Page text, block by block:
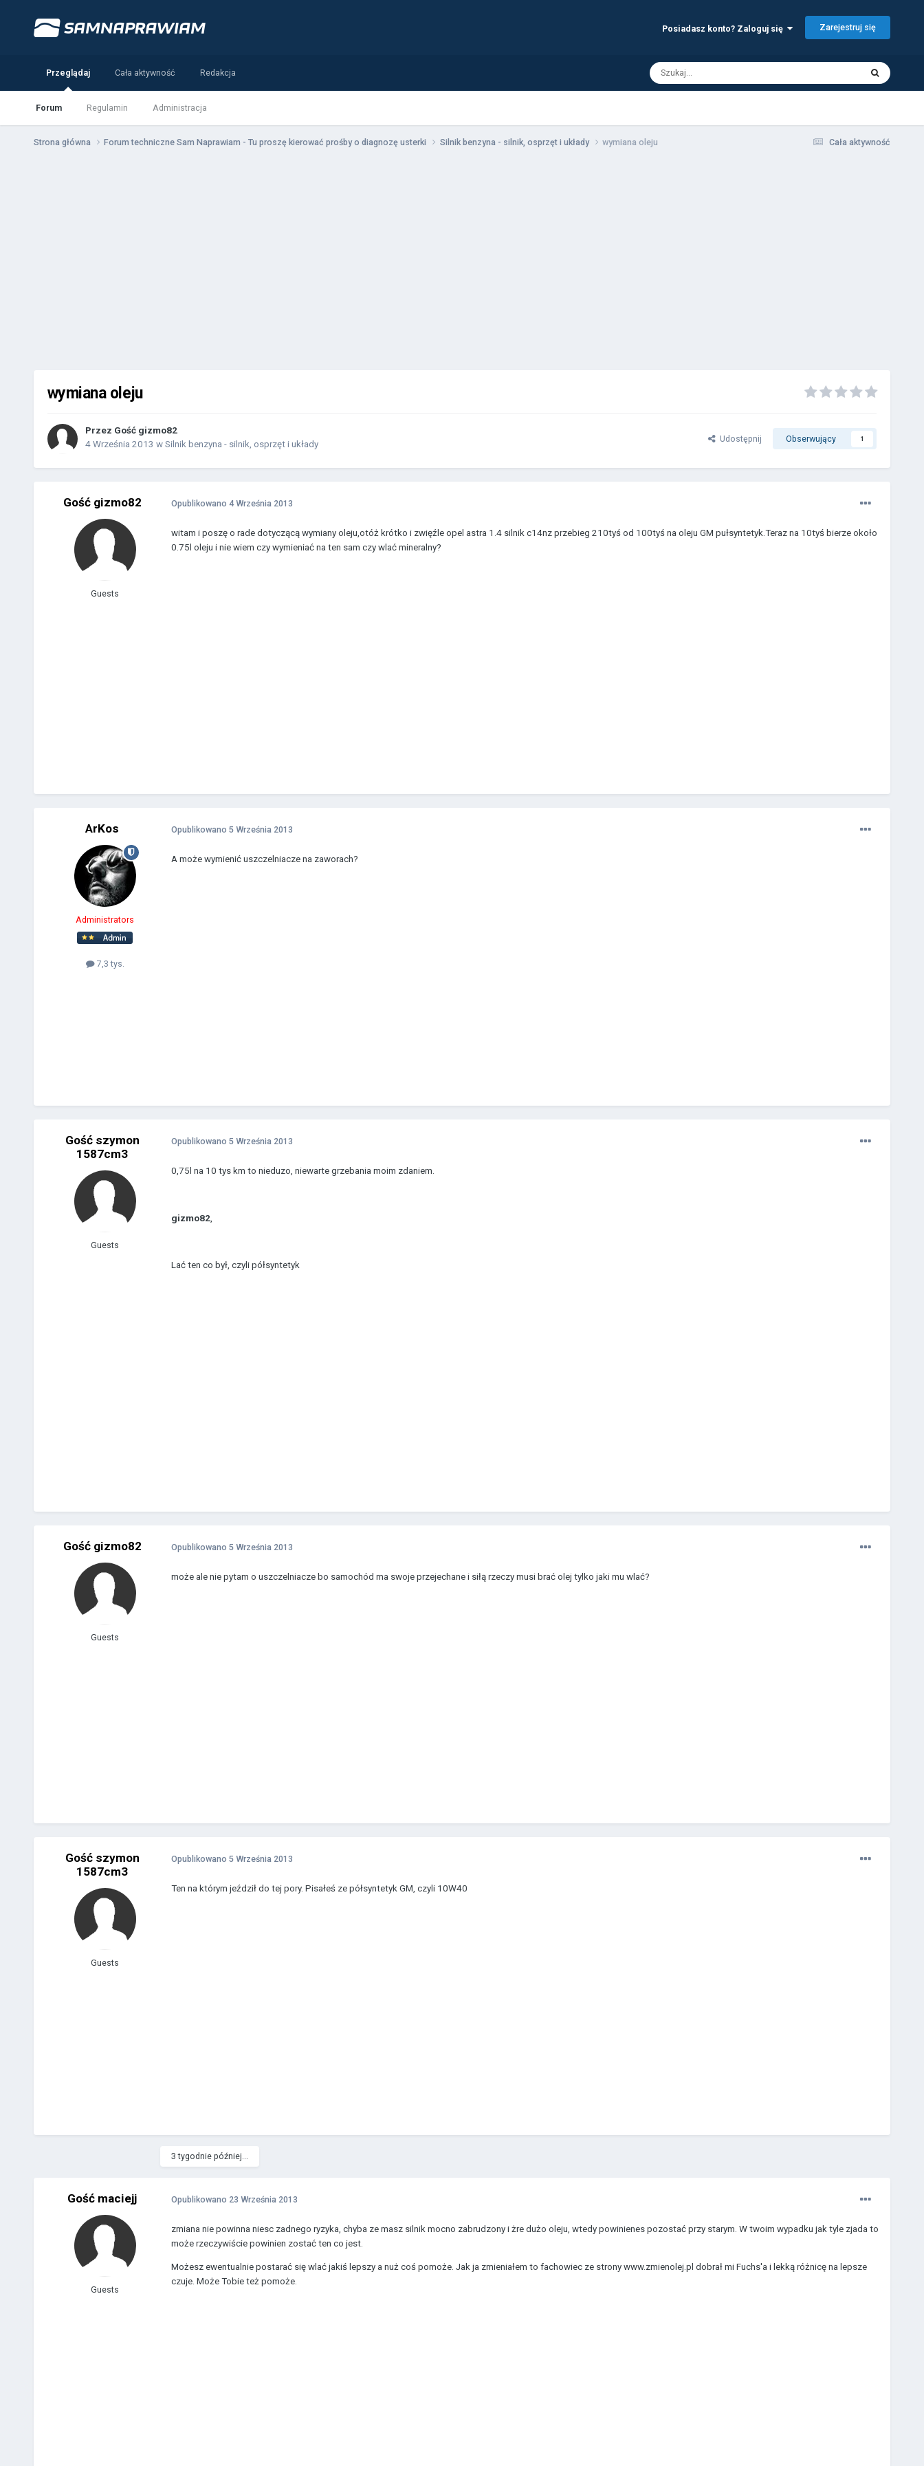
Posiadasz konto? Zaloguj się Zarejestruj się
Przeglądaj
Forum Regulamin Administracja
Cała aktywność Redakcja
Cała aktywność
Strona główna Forum techniczne Sam Naprawiam - Tu proszę kierować prośby o diagnozę usterki Silnik benzyna - silnik, osprzęt i układy wymiana oleju
wymiana oleju
Przez Gość gizmo82
4 Września 2013 w Silnik benzyna - silnik, osprzęt i układy Udostępnij Obserwujący 1
Gość gizmo82
Guests
Opublikowano 4 Września 2013
witam i poszę o rade dotyczącą wymiany oleju,otóż krótko i zwięźle opel astra 1.4 silnik c14nz przebieg 210tyś od 100tyś na oleju GM pułsyntetyk.Teraz na 10tyś bierze około
0.75l oleju i nie wiem czy wymieniać na ten sam czy wlać mineralny?
ArKos
Administrators
7,3 tys.
Opublikowano 5 Września 2013
A może wymienić uszczelniacze na zaworach?
Gość szymon
1587cm3
Guests
Opublikowano 5 Września 2013
0,75l na 10 tys km to nieduzo, niewarte grzebania moim zdaniem.
gizmo82,
Lać ten co był, czyli półsyntetyk
Gość gizmo82
Guests
Opublikowano 5 Września 2013
może ale nie pytam o uszczelniacze bo samochód ma swoje przejechane i siłą rzeczy musi brać olej tylko jaki mu wlać?
Gość szymon
1587cm3
Guests
Opublikowano 5 Września 2013
Ten na którym jeździł do tej pory. Pisałeś ze półsyntetyk GM, czyli 10W40
3 tygodnie później...
Gość maciejj
Guests
Opublikowano 23 Września 2013
zmiana nie powinna niesc zadnego ryzyka, chyba ze masz silnik mocno zabrudzony i żre dużo oleju, wtedy powinienes pozostać przy starym. W twoim wypadku jak tyle zjada to
może rzeczywiście powinien zostać ten co jest.
Możesz ewentualnie postarać się wlać jakiś lepszy a nuż coś pomoże. Jak ja zmieniałem to fachowiec ze strony www.zmienolej.pl dobrał mi Fuchs'a i lekką różnicę na lepsze
czuje. Może Tobie też pomoże.